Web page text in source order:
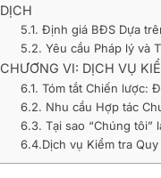
DỊCH
5.1. Định giá BĐS Dựa
5.2. Yêu cầu Pháp lý và
CHƯƠNG VI: DỊCH VỤ
6.1. Tóm tắt Chiến lược:
6.2. Nhu cầu Hợp tác
6.3. Tại sao “Chúng tôi”
6.4.Dịch vụ Kiểm tra